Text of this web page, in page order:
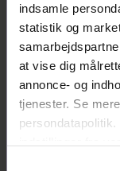
indsamle
statistik og
at vise dig
annonce- og
tjenester. Se